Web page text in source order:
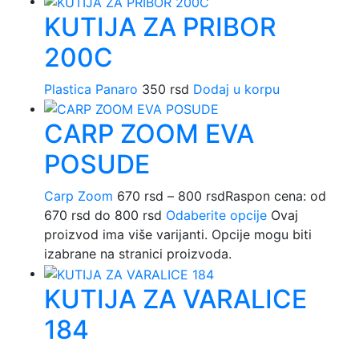
KUTIJA ZA PRIBOR
200C
Plastica Panaro 350 rsd Dodaj u korpu
CARP ZOOM EVA
POSUDE
Carp Zoom 670 rsd – 800 rsdRaspon cena: od
670 rsd do 800 rsd Odaberite opcije Ovaj
proizvod ima više varijanti. Opcije mogu biti
izabrane na stranici proizvoda.
KUTIJA ZA VARALICE
184